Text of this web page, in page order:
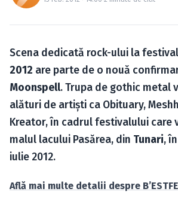
Caută în site...
Scena dedicată rock-ului la
2012 are parte de o nouă
Moonspell. Trupa de gothic metal
alături de artişti ca Obituary,
Kreator, în cadrul festivalului care
malul lacului Pasărea, din Tunari,
iulie 2012.
Află mai multe detalii despre